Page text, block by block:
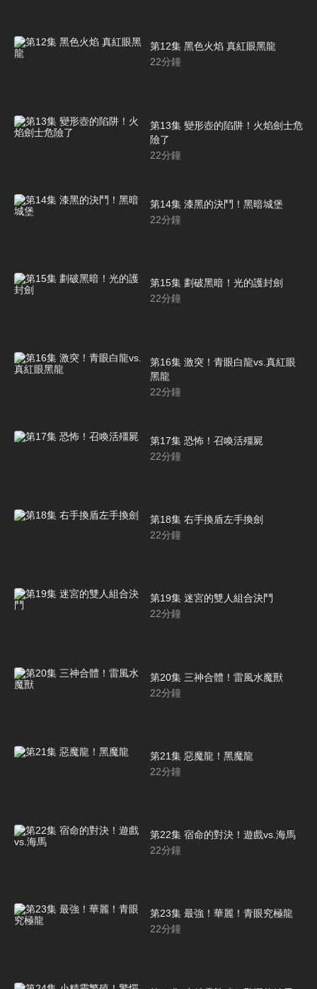
第12集 黑色火焰 真紅眼黑龍
22分鐘
第13集 變形壺的陷阱！火焰劍士危
險了
22分鐘
第14集 漆黑的決鬥！黑暗城堡
22分鐘
第15集 劃破黑暗！光的護封劍
22分鐘
第16集 激突！青眼白龍vs.真紅眼
黑龍
22分鐘
第17集 恐怖！召喚活殭屍
22分鐘
第18集 右手換盾左手換劍
22分鐘
第19集 迷宮的雙人組合決鬥
22分鐘
第20集 三神合體！雷風水魔獸
22分鐘
第21集 惡魔龍！黑魔龍
22分鐘
第22集 宿命的對決！遊戲vs.海馬
22分鐘
第23集 最強！華麗！青眼究極龍
22分鐘